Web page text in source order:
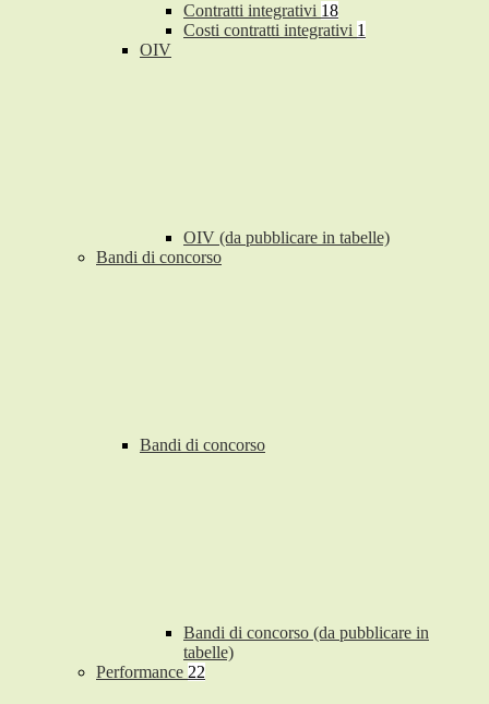
Contratti integrativi 18
Costi contratti integrativi 1
OIV
OIV (da pubblicare in tabelle)
Bandi di concorso
Bandi di concorso
Bandi di concorso (da pubblicare in
tabelle)
Performance 22